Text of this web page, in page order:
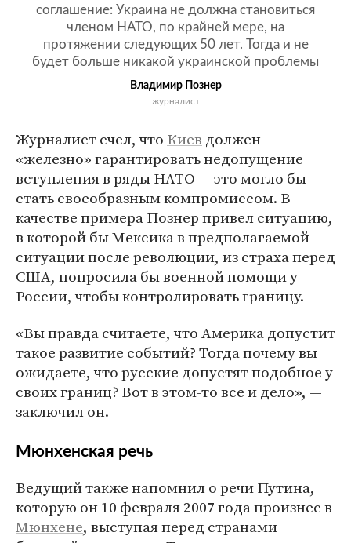
соглашение: Украина не должна становиться
членом НАТО, по крайней мере, на
протяжении следующих 50 лет. Тогда и не
будет больше никакой украинской проблемы
Владимир Познер
журналист
Журналист счел, что Киев должен
«железно» гарантировать недопущение
вступления в ряды НАТО — это могло бы
стать своеобразным компромиссом. В
качестве примера Познер привел ситуацию,
в которой бы Мексика в предполагаемой
ситуации после революции, из страха перед
США, попросила бы военной помощи у
России, чтобы контролировать границу.
«Вы правда считаете, что Америка допустит
такое развитие событий? Тогда почему вы
ожидаете, что русские допустят подобное у
своих границ? Вот в этом-то все и дело», —
заключил он.
Мюнхенская речь
Ведущий также напомнил о речи Путина,
которую он 10 февраля 2007 года произнес в
Мюнхене, выступая перед странами